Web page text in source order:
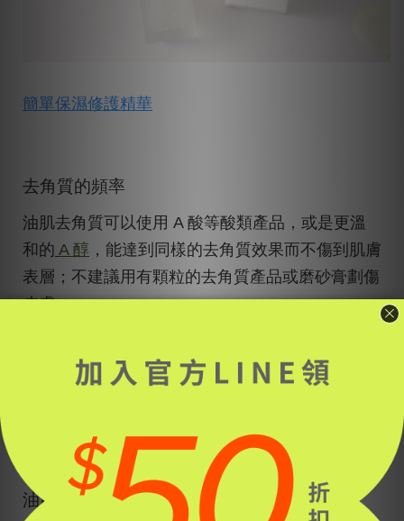
簡單保濕修護精華
去角質的頻率
油肌去角質可以使用 A 酸等酸類產品，或是更溫
和的 A 醇 ，能達到同樣的去角質效果而不傷到肌膚
表層；不建議用有顆粒的去角質產品或磨砂膏劃傷
皮膚。
洗臉，以指腹沾去角質產品，在臉上輕柔畫圈按
摩，避開眼周、加強在出油部位按摩，再以溫冷水
平衡，讓肌膚不過度分泌油分。
油肌適合的妝前保養、化妝方式、卸妝保養